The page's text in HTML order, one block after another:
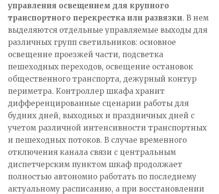
управления освещением для крупного
транспортного перекрестка или развязки. В нем
выделяются отдельные управляемые выходы для
различных групп светильников: основное
освещение проезжей части, подсветка
пешеходных переходов, освещение остановок
общественного транспорта, дежурный контур
периметра. Контроллер шкафа хранит
дифференцированные сценарии работы для
будних дней, выходных и праздничных дней с
учетом различной интенсивности транспортных
и пешеходных потоков. В случае временного
отключения канала связи с центральным
диспетчерским пунктом шкаф продолжает
полностью автономно работать по последнему
актуальному расписанию, а при восстановлении